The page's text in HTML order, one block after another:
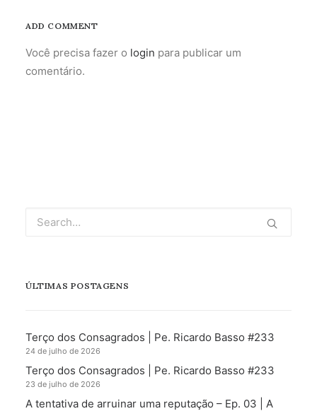
ADD COMMENT
Você precisa fazer o login para publicar um
comentário.
ÚLTIMAS POSTAGENS
Terço dos Consagrados | Pe. Ricardo Basso #233
24 de julho de 2026
Terço dos Consagrados | Pe. Ricardo Basso #233
23 de julho de 2026
A tentativa de arruinar uma reputação – Ep. 03 | A